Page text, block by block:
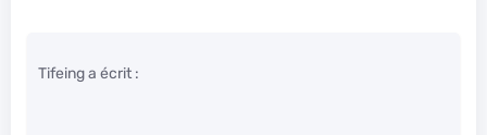
Tifeing a écrit :